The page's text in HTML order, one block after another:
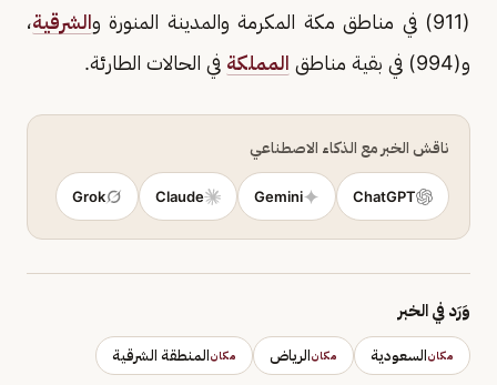
(911) في مناطق مكة المكرمة والمدينة المنورة و
الشرقية،
و(994) في بقية مناطق
المملكة في الحالات الطارئة.
ناقش الخبر مع الذكاء الاصطناعي
ChatGPT
Gemini
Claude
Grok
وَرَد في الخبر
مكانالسعودية مكانالرياض مكانالمنطقة الشرقية